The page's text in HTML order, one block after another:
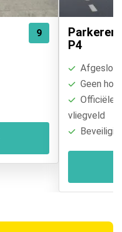
9
Parkeren
P4
Geen
Officiële
vliegveld